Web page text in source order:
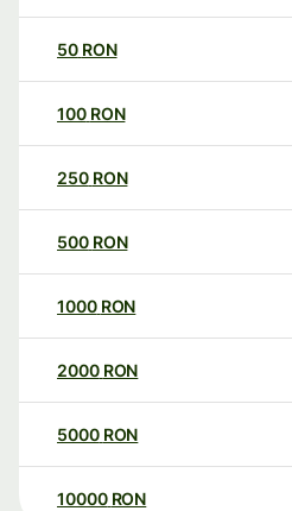
50 RON
100 RON
250 RON
500 RON
1000 RON
2000 RON
5000 RON
10000 RON